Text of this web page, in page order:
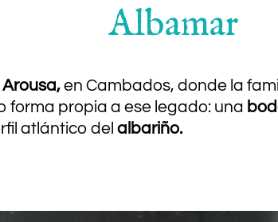
Albamar
Arousa,en Cambados, donde la
forma propia a ese legado: una
atlántico del albariño.